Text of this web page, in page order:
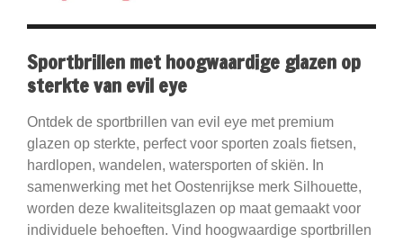
Sportbrillen met hoogwaardige glazen op
sterkte van evil eye
Ontdek de sportbrillen van evil eye met premium
glazen op sterkte, perfect voor sporten zoals fietsen,
hardlopen, wandelen, watersporten of skiën. In
samenwerking met het Oostenrijkse merk Silhouette,
worden deze kwaliteitsglazen op maat gemaakt voor
individuele behoeften. Vind hoogwaardige sportbrillen